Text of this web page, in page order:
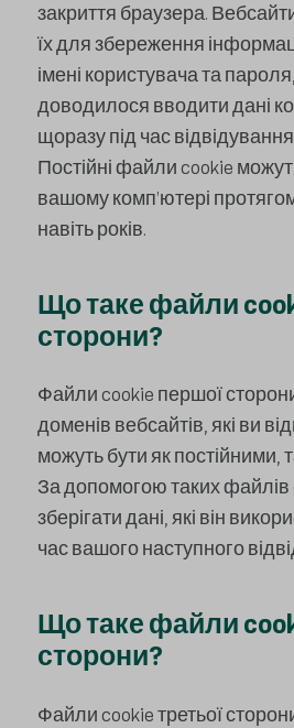
закриття браузера.
їх для збереження
імені користувача та
доводилося вводити дані
щоразу під час
Постійні файли cookie
вашому комп’ютері
навіть років.
Що таке файли
сторони?
Файли cookie першої
доменів вебсайтів, які ви
можуть бути як постійними,
За допомогою таких файлів
зберігати дані, які він
час вашого наступного
Що таке файли
сторони?
Файли cookie третьої